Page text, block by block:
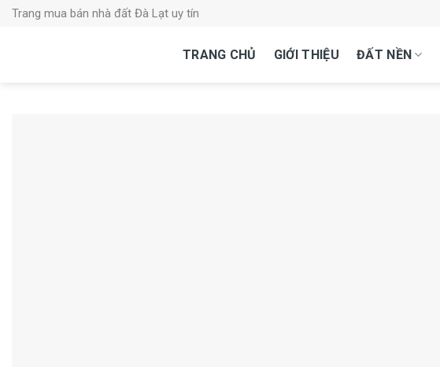
SkipTrang mua bán nhà đất Đà Lạt uy tín
TRANG CHỦ GIỚI THIỆU ĐẤT NỀN